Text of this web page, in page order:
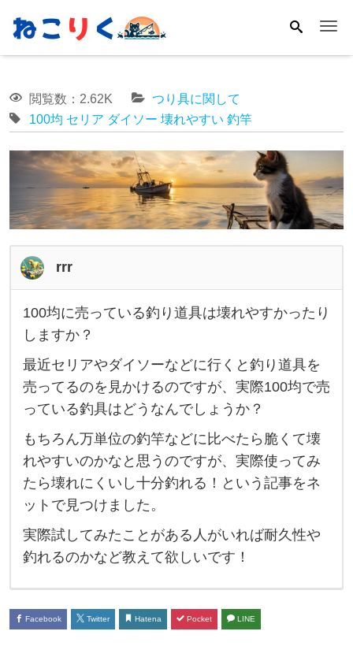
閲覧数：2.62K
つり具に関して
100均 セリア ダイソー 壊れやすい 釣竿
rrr
1
0
均
に
売
っ
て
い
る
釣
り
道
具
100均に売っている釣り道具は壊れやすかったり
しますか？
最近セリアやダイソーなどに行くと釣り道具を
売ってるのを見かけるのですが、実際100均で売
っている釣具はどうなんでしょうか？
もちろん万単位の釣竿などに比べたら脆くて壊
れやすいのかなと思うのですが、実際使ってみ
たら壊れにくいし十分釣れる！という記事をネ
ットで見つけました。
実際試してみたことがある人がいれば耐久性や
釣れるのかなど教えて欲しいです！
Facebook Twitter Hatena Pocket LINE